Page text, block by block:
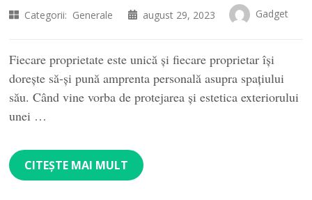
Categorii: Generale august 29, 2023 Gadget
Fiecare proprietate este unică și fiecare proprietar își
dorește să-și pună amprenta personală asupra spațiului
său. Când vine vorba de protejarea și estetica exteriorului
unei …
CITEȘTE MAI MULT